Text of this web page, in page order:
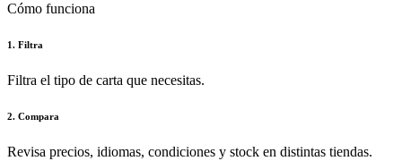
Cómo funciona
1. Filtra
Filtra el tipo de carta que necesitas.
2. Compara
Revisa precios, idiomas, condiciones y stock en distintas tiendas.